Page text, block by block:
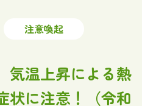
注意喚起
気温上昇による熱
状に注意！（令和